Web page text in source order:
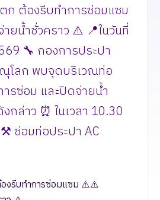
ต้องรีบทำการซ่อมแซม
น้ำชั่วคราว ⚠️ 📍ในวันที่
🔧 กองการประปา
โลก พบจุดบริเวณท่อ
รซ่อม และปิดจ่ายน้ำ
กล่าว ⏰ ในเวลา 10.30
ซ่อมท่อประปา AC
รีบทำการซ่อมแซม ⚠️⚠️